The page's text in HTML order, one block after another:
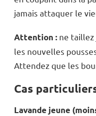
jamais attaquer le
Attention : ne taillez
les nouvelles
Attendez que les
Cas
Lavande jeune